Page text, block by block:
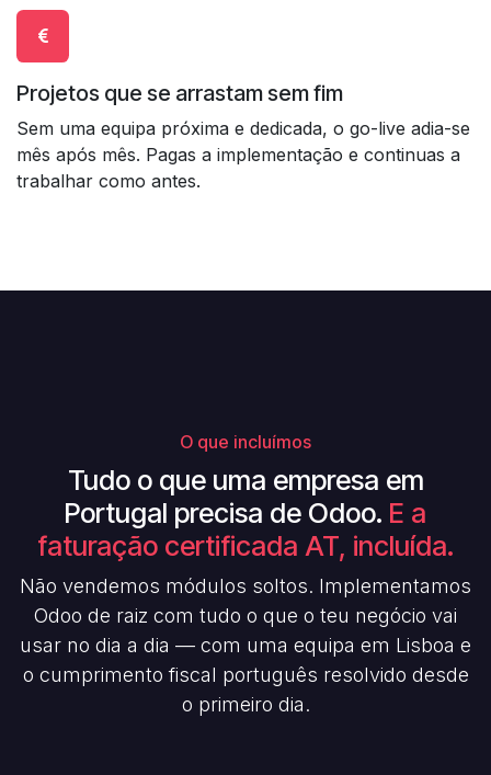
Projetos que se arrastam sem fim
Sem uma equipa próxima e dedicada, o go-live adia-se
mês após mês. Pagas a implementação e continuas a
trabalhar como antes.
O que incluímos
Tudo o que uma empresa em
Portugal precisa de Odoo. E a
faturação certificada AT, incluída.
Não vendemos módulos soltos. Implementamos
Odoo de raiz com tudo o que o teu negócio vai
usar no dia a dia — com uma equipa em Lisboa e
o cumprimento fiscal português resolvido desde
o primeiro dia.